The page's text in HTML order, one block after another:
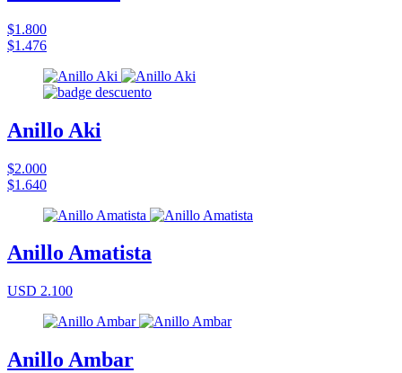
$1.800
$1.476
Anillo Aki
$2.000
$1.640
Anillo Amatista
USD 2.100
Anillo Ambar